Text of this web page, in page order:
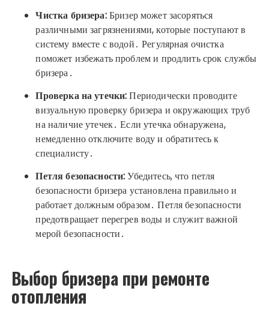
Чистка бризера:Бризер может засоряться
различными загрязнениями, которые поступают в
систему вместе с водой․ Регулярная очистка
поможет избежать проблем и продлить срок службы
бризера․
Проверка на утечки:Периодически проводите
визуальную проверку бризера и окружающих труб
на наличие утечек․ Если утечка обнаружена,
немедленно отключите воду и обратитесь к
специалисту․
Петля безопасности:Убедитесь, что петля
безопасности бризера установлена правильно и
работает должным образом․ Петля безопасности
предотвращает перегрев воды и служит важной
мерой безопасности․
Выбор бризера при ремонте
отопления